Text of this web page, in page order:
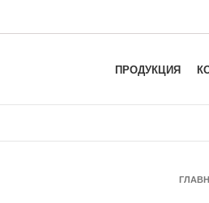
ПРОДУКЦИЯ